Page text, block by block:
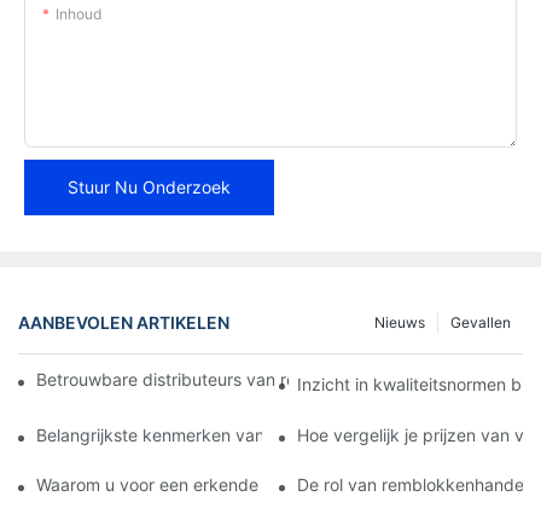
Inhoud
Stuur Nu Onderzoek
AANBEVOLEN ARTIKELEN Gevallen
Nieuws
Betrouwbare distributeurs van remblokken vinden voor uw
Inzicht in kwaliteitsnormen bij
Belangrijkste kenmerken van een betrouwbare leverancier van
Hoe vergelijk je prijzen van
Waarom u voor een erkende dealer van remblokken moet
De rol van